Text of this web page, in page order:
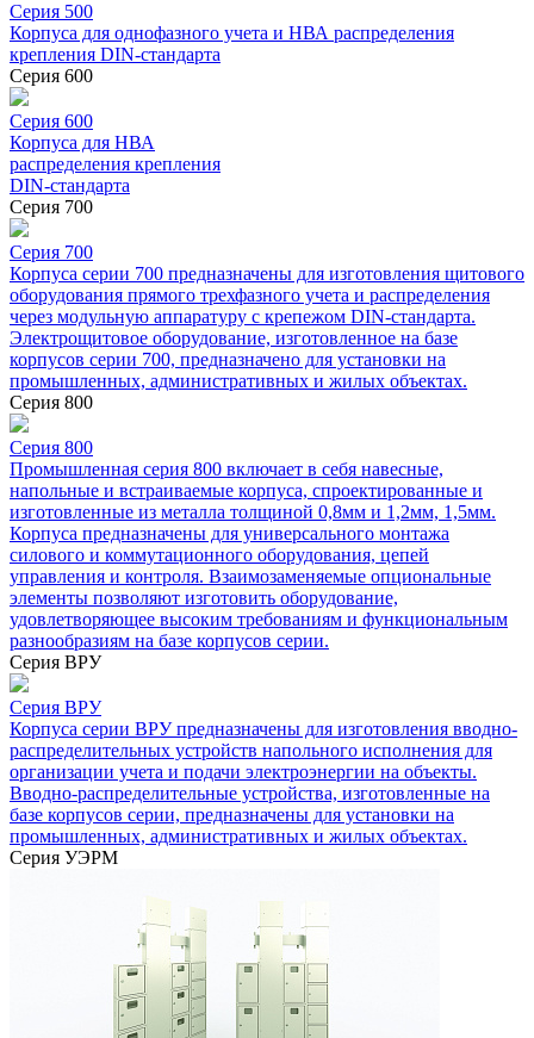
Серия 500
Корпуса для однофазного учета и НВА распределения
крепления DIN-стандарта
Серия 600
Серия 600
Корпуса для НВА
распределения крепления
DIN-стандарта
Серия 700
Серия 700
Корпуса серии 700 предназначены для изготовления щитового
оборудования прямого трехфазного учета и распределения
через модульную аппаратуру с крепежом DIN-стандарта.
Электрощитовое оборудование, изготовленное на базе
корпусов серии 700, предназначено для установки на
промышленных, административных и жилых объектах.
Серия 800
Серия 800
Промышленная серия 800 включает в себя навесные,
напольные и встраиваемые корпуса, спроектированные и
изготовленные из металла толщиной 0,8мм и 1,2мм, 1,5мм.
Корпуса предназначены для универсального монтажа
силового и коммутационного оборудования, цепей
управления и контроля. Взаимозаменяемые опциональные
элементы позволяют изготовить оборудование,
удовлетворяющее высоким требованиям и функциональным
разнообразиям на базе корпусов серии.
Серия ВРУ
Серия ВРУ
Корпуса серии ВРУ предназначены для изготовления вводно-
распределительных устройств напольного исполнения для
организации учета и подачи электроэнергии на объекты.
Вводно-распределительные устройства, изготовленные на
базе корпусов серии, предназначены для установки на
промышленных, административных и жилых объектах.
Серия УЭРМ